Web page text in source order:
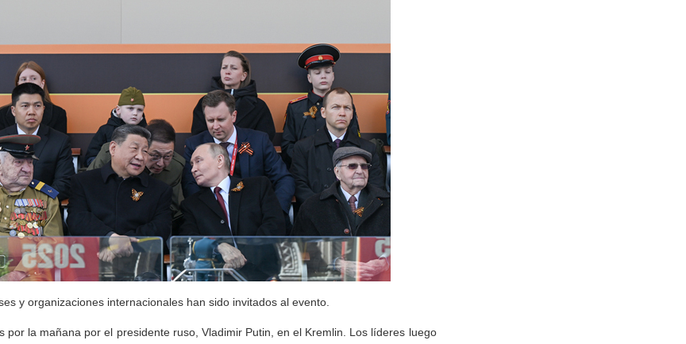
y organizaciones internacionales han sido invitados al evento.
por la mañana por el presidente ruso, Vladimir Putin, en el Kremlin. Los líderes luego